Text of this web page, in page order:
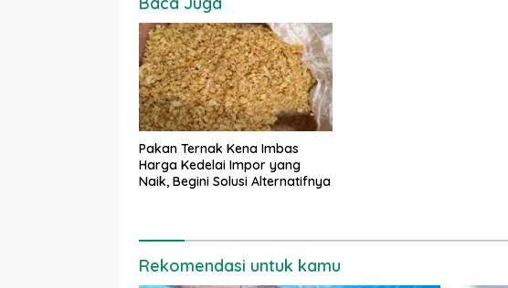
Pakan Ternak Kena Imbas
Harga Kedelai Impor yang
Naik, Begini Solusi Alternatifnya
Rekomendasi untuk kamu